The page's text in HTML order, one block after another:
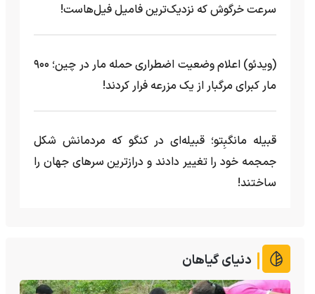
سرعت خرگوش که نزدیک‌ترین فامیل فیل‌هاست!
(ویدئو) اعلام وضعیت اضطراری حمله مار‌ در چین؛ ۹۰۰
مار کبرای مرگبار از یک مزرعه‌ فرار کردند!
قبیله مانگبِتو؛ قبیله‌ای در کنگو که مردمانش شکل
جمجمه خود را تغییر دادند و درازترین سرهای جهان را
ساختند!
دنیای گیاهان